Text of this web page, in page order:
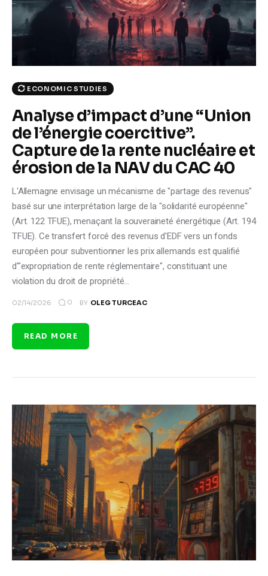
Climate
Markets
Tech
Shop
ECONOMIC STUDIES
Analyse d’impact d’une “Union
de l’énergie coercitive”.
Capture de la rente nucléaire et
érosion de la NAV du CAC 40
L'Allemagne envisage un mécanisme de "partage des revenus"
basé sur une interprétation large de la "solidarité européenne"
(Art. 122 TFUE), menaçant la souveraineté énergétique (Art. 194
TFUE). Ce transfert forcé des revenus d'EDF vers un fonds
européen pour subventionner les prix allemands est qualifié
d'"expropriation de rente réglementaire", constituant une
violation du droit de propriété…
02/14/2026 0 BY OLEG TURCEAC
READ MORE